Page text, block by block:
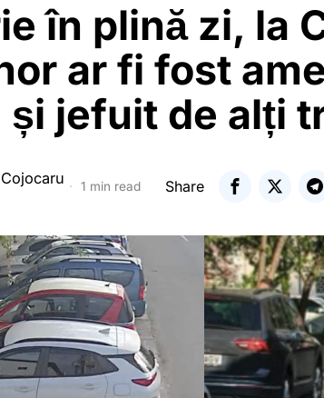
în plină zi, la
ar fi fost
jefuit de alți
1 min read Share